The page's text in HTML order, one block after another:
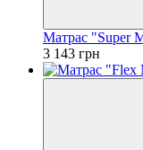
Матрас "Super
3 143 грн